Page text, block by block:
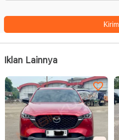
Kirim
Iklan Lainnya